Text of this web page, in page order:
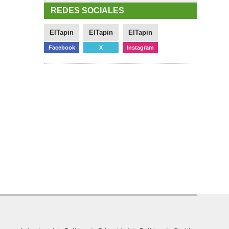
REDES SOCIALES
ElTapin
Facebook
ElTapin
X
ElTapin
Instagram